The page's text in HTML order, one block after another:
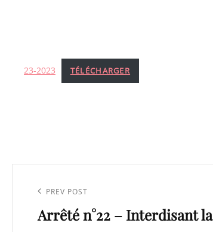
23-2023 TÉLÉCHARGER
l’article
Previous
Post
PREV POST
Arrêté n°22 – Interdisant la